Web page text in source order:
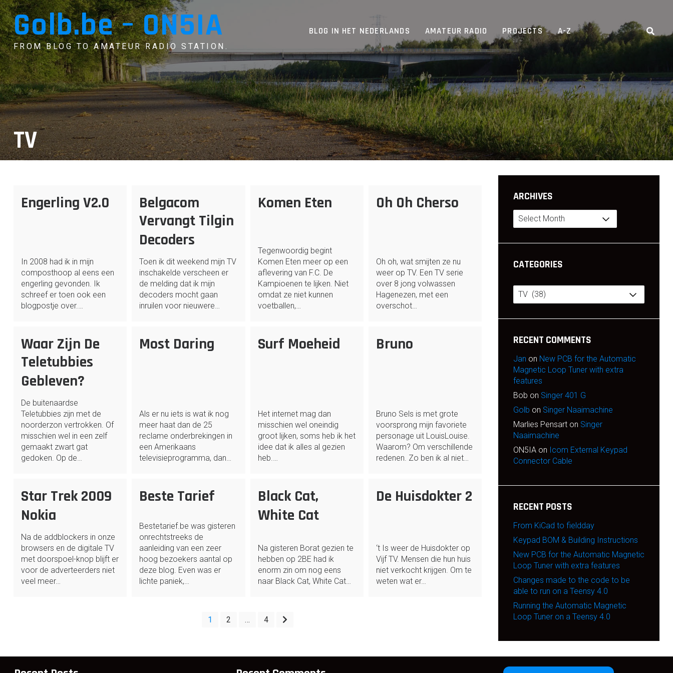
Skip
to
contentGolb.be – ON5IA
FROM BLOG TO AMATEUR RADIO STATION.
BLOG IN HET NEDERLANDS AMATEUR RADIO PROJECTS A-Z
TV
Engerling V2.0
In 2008 had ik in mijn
composthoop al eens een
engerling gevonden. Ik
schreef er toen ook een
blogpostje over.…
Belgacom
Vervangt Tilgin
Decoders
Toen ik dit weekend mijn TV
inschakelde verscheen er
de melding dat ik mijn
decoders mocht gaan
inruilen voor nieuwere…
Komen Eten
Tegenwoordig begint
Komen Eten meer op een
aflevering van F.C. De
Kampioenen te lijken. Niet
omdat ze niet kunnen
voetballen,…
Oh Oh Cherso
Oh oh, wat smijten ze nu
weer op TV. Een TV serie
over 8 jong volwassen
Hagenezen, met een
overschot…
Waar Zijn De
Teletubbies
Gebleven?
De buitenaardse
Teletubbies zijn met de
noorderzon vertrokken. Of
misschien wel in een zelf
gemaakt zwart gat
gedoken. Op de…
Most Daring
Als er nu iets is wat ik nog
meer haat dan de 25
reclame onderbrekingen in
een Amerikaans
televisieprogramma, dan…
Surf Moeheid
Het internet mag dan
misschien wel oneindig
groot lijken, soms heb ik het
idee dat ik alles al gezien
heb.…
Bruno
Bruno Sels is met grote
voorsprong mijn favoriete
personage uit LouisLouise.
Waarom? Om verschillende
redenen. Zo ben ik al niet…
Star Trek 2009
Nokia
Na de addblockers in onze
browsers en de digitale TV
met doorspoel-knop blijft er
voor de adverteerders niet
veel meer…
Beste Tarief
Bestetarief.be was gisteren
onrechtstreeks de
aanleiding van een zeer
hoog bezoekers aantal op
deze blog. Even was er
lichte paniek,…
Black Cat,
White Cat
Na gisteren Borat gezien te
hebben op 2BE had ik
enorm zin om nog eens
naar Black Cat, White Cat…
De Huisdokter 2
‘t Is weer de Huisdokter op
Vijf TV. Mensen die hun huis
niet verkocht krijgen. Om te
weten wat er…
1 2 … 4
ARCHIVES
Archives
CATEGORIES
Categories
RECENT COMMENTS
Jan on New PCB for the Automatic
Magnetic Loop Tuner with extra
features
Bob on Singer 401 G
Golb on Singer Naaimachine
Marlies Pensarton Singer
Naaimachine
ON5IAon Icom External Keypad
Connector Cable
RECENT POSTS
From KiCad to fieldday
Keypad BOM & Building Instructions
New PCB for the Automatic Magnetic
Loop Tuner with extra features
Changes made to the code to be
able to run on a Teensy 4.0
Running the Automatic Magnetic
Loop Tuner on a Teensy 4.0